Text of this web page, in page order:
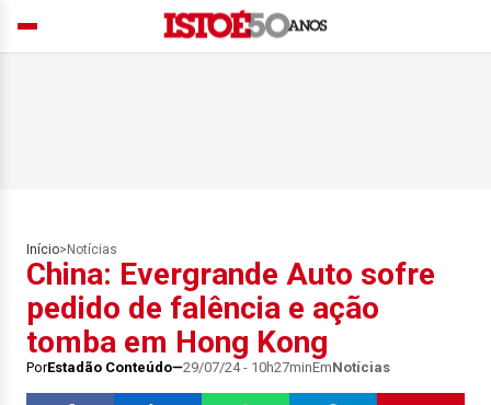
Início> Notícias
China: Evergrande Auto sofre
pedido de falência e ação
tomba em Hong Kong
PorEstadão Conteúdo 29/07/24 - 10h27minEmNotícias